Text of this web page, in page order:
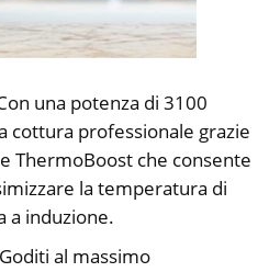
una potenza di 3100
cottura professionale grazie
ThermoBoost che consente
la temperatura di
a induzione.
al massimo